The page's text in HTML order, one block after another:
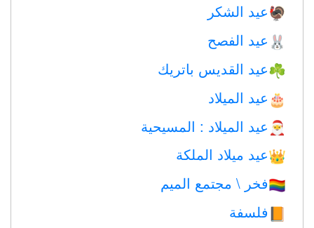
🦃عيد الشكر
🐰 عيد الفصح
☘️عيد القديس باتريك
🎂 عيد الميلاد
🎅 عيد الميلاد : المسيحية
👑عيد ميلاد الملكة
🏳️‍🌈فخر \ مجتمع الميم
📙 فلسفة